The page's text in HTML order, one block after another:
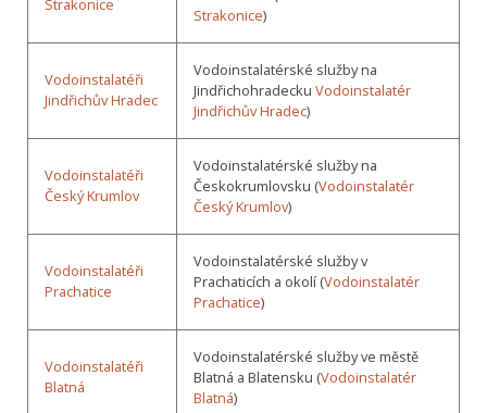
Strakonice
Strakonice)
Vodoinstalatéři
Jindřichův Hradec
Vodoinstalatérské služby na
Jindřichohradecku Vodoinstalatér
Jindřichův Hradec)
Vodoinstalatéři
Český Krumlov
Vodoinstalatérské služby na
Českokrumlovsku (Vodoinstalatér
Český Krumlov)
Vodoinstalatéři
Prachatice
Vodoinstalatérské služby v
Prachaticích a okolí (Vodoinstalatér
Prachatice)
Vodoinstalatéři
Blatná
Vodoinstalatérské služby ve městě
Blatná a Blatensku (Vodoinstalatér
Blatná)